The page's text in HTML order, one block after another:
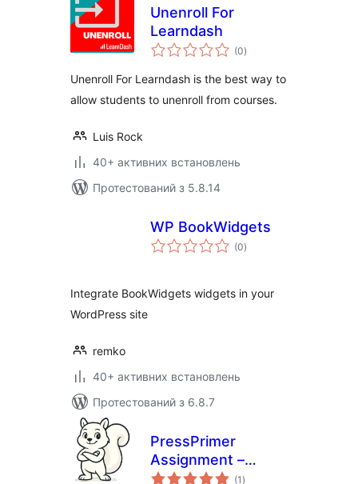
Unenroll For
Learndash
(0загальний
рейтинг
)
Unenroll For Learndash is the best way to
allow students to unenroll from courses.
Luis Rock
40+ активних встановлень
Протестований з 5.8.14
WP BookWidgets
(0загальний
рейтинг
)
Integrate BookWidgets widgets in your
WordPress site
remko
40+ активних встановлень
Протестований з 6.8.7
PressPrimer
Assignment –
Homework
(1 загальний
)